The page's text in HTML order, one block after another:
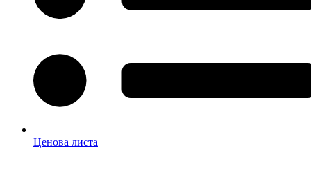
Ценова листа